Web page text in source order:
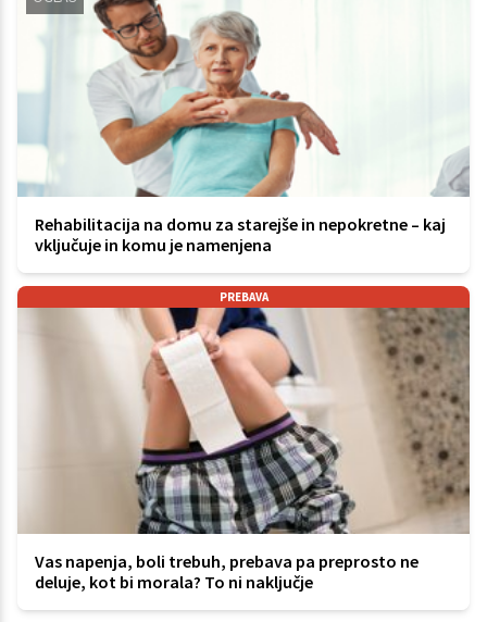
Rehabilitacija na domu za starejše in nepokretne – kaj
vključuje in komu je namenjena
PREBAVA
Vas napenja, boli trebuh, prebava pa preprosto ne
deluje, kot bi morala? To ni naključje